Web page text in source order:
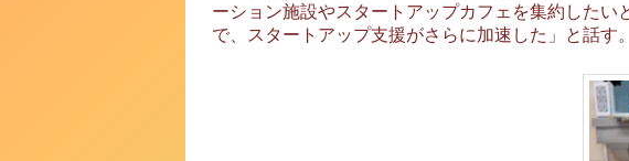
ーション施設やスタートアップカフェを集約した
で、スタートアップ支援がさらに加速した」と話す。